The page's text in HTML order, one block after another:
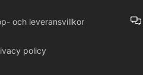
och leveransvillkor
policy